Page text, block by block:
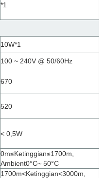
*1
10W*1
100 ~ 240V @ 50/60Hz
670
520
< 0,5W
0m≤Ketinggian≤1700m,
Ambient0°C~ 50°C
1700m<Ketinggian<3000m,